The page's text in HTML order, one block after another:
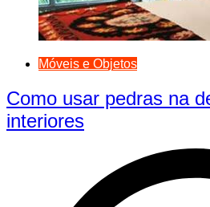
Móveis e Objetos
Como usar pedras na
interiores